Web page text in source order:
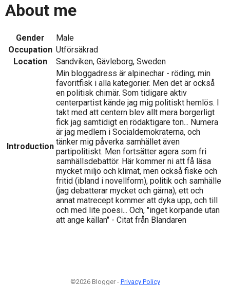
About me
Gender
Male
Occupation Utförsäkrad
Location
Sandviken, Gävleborg, Sweden
Introduction
Min bloggadress är alpinechar - röding; min
favoritfisk i alla kategorier. Men det är också
en politisk chimär. Som tidigare aktiv
centerpartist kände jag mig politiskt hemlös. I
takt med att centern blev allt mera borgerligt
fick jag samtidigt en rödaktigare ton... Numera
är jag medlem i Socialdemokraterna, och
tänker mig påverka samhället även
partipolitiskt. Men fortsätter agera som fri
samhällsdebattör. Här kommer ni att få läsa
mycket miljö och klimat, men också fiske och
fritid (ibland i novellform), politik och samhälle
(jag debatterar mycket och gärna), ett och
annat matrecept kommer att dyka upp, och till
och med lite poesi... Och, "inget korpande utan
att ange källan" - Citat från Blandaren
©2026 Blogger - Privacy Policy